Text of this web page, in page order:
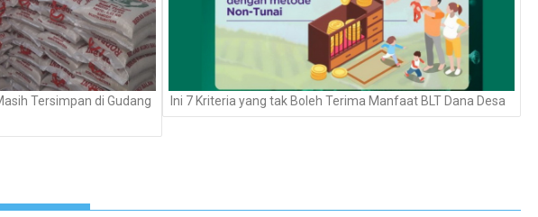
Tersimpan di Gudang
Ini 7 Kriteria yang tak Boleh Terima Manfaat BLT Dana Desa